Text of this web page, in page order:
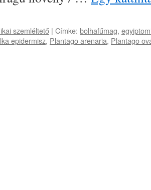
szemléltető | Címke: bolhafűmag,
epidermisz, Plantago arenaria, Plantago